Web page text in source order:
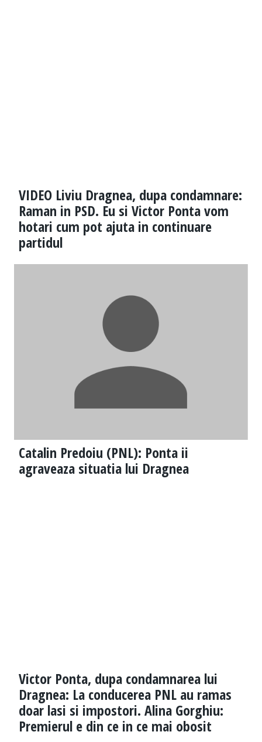
VIDEO Liviu Dragnea, dupa condamnare:
Raman in PSD. Eu si Victor Ponta vom
hotari cum pot ajuta in continuare
partidul
Catalin Predoiu (PNL): Ponta ii
agraveaza situatia lui Dragnea
Victor Ponta, dupa condamnarea lui
Dragnea: La conducerea PNL au ramas
doar lasi si impostori. Alina Gorghiu:
Premierul e din ce in ce mai obosit